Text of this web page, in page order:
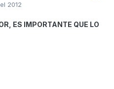
2012
ES IMPORTANTE QUE LO